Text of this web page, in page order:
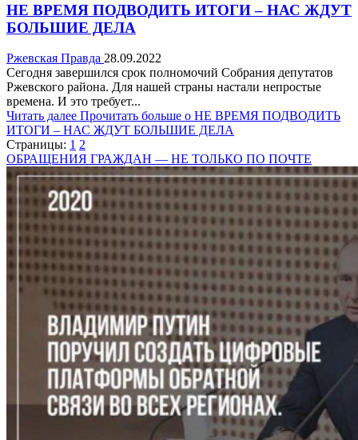
НЕ ВРЕМЯ ПОДВОДИТЬ ИТОГИ – НАС ЖДУТ
БОЛЬШИЕ ДЕЛА
Ржевская Правда 28.09.2022
Сегодня завершился срок полномочий Собрания депутатов
Ржевского района. Для нашей страны настали непростые
времена. И это требует...
Читать далее Прочитать больше о НЕ ВРЕМЯ ПОДВОДИТЬ
ИТОГИ – НАС ЖДУТ БОЛЬШИЕ ДЕЛА
Страницы: 1 2
ОБРАЩЕНИЯ ГРАЖДАН — НЕ ТОЛЬКО ПО ПОЧТЕ